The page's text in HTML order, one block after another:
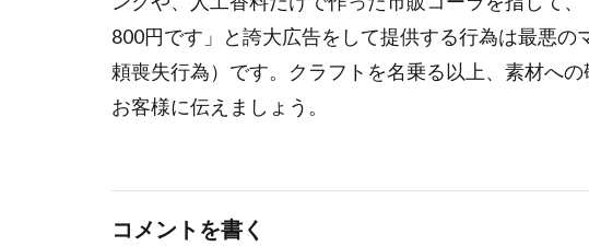
800円です」と誇大広告をして提供する行為は最悪
頼喪失行為）です。クラフトを名乗る以上、素材へ
お客様に伝えましょう。
コメントを書く